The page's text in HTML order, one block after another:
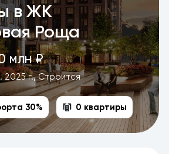
в ЖК
Роща
млн ₽
2025 г., Строится
30% 0 квартиры